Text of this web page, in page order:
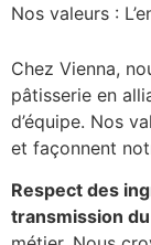
Nos valeurs :
Chez Vienna,
pâtisserie en
d’équipe. Nos
et façonnent
Respect des
transmission